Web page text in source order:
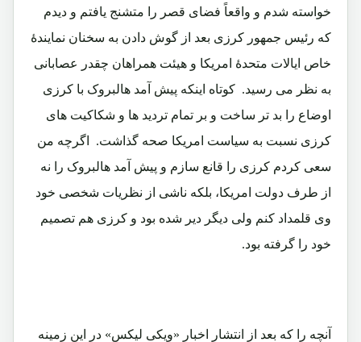
خواسته شدم و واقعاً فضای قصر را متشنج یافتم و دیدم
که رئیس جمهور کرزی بعد از گوش دادن به سخنان نمایندۀ
خاص ایالات متحدۀ امریکا و هیئت همراهان چقدر عصابانی
به نظر می رسید. کوتاه اینکه پیش آمد هالبروک با کرزی
اوضاع را بد تر ساخت و بر تمام تردید ها و شکاکیت های
کرزی نسبت به سیاست امریکا صحه گذاشت. اگرچه من
سعی کردم کرزی را قانع سازم و پیش آمد هالبروک را نه
از طرف دولت امریکا، بلکه ناشی از نظریات شخصی خود
وی قلمداد کنم ولی دیگر دیر شده بود و کرزی هم تصمیم
خود را گرفته بود.
آنچه را که بعد از انتشار اخبار «ویکی لیکس» در این زمینه